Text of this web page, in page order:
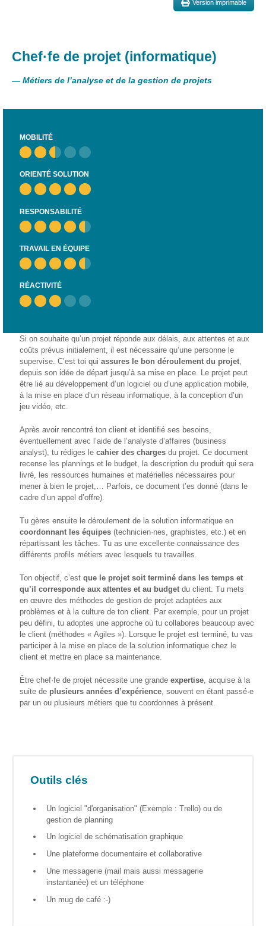
Version imprimable
Chef·fe de projet (informatique)
— Métiers de l’analyse et de la gestion de projets
MOBILITÉ
ORIENTÉ SOLUTION
RESPONSABILITÉ
TRAVAIL EN ÉQUIPE
RÉACTIVITÉ
Si on souhaite qu’un projet réponde aux délais, aux attentes et aux
coûts prévus initialement, il est nécessaire qu’une personne le
supervise. C’est toi qui assures le bon déroulement du projet
depuis son idée de départ jusqu’à sa mise en place. Le projet peut
être lié au développement d’un logiciel ou d’une application mobile,
à la mise en place d’un réseau informatique, à la conception d’un
jeu vidéo, etc.
Après avoir rencontré ton client et identifié ses besoins,
éventuellement avec l’aide de l’analyste d’affaires (business
analyst), tu rédiges le cahier des charges du projet. Ce document
recense les plannings et le budget, la description du produit qui sera
livré, les ressources humaines et matérielles nécessaires pour
mener à bien le projet,… Parfois, ce document t’es donné (dans le
cadre d’un appel d’offre).
Tu gères ensuite le déroulement de la solution informatique en
coordonnant les équipes (technicien·nes, graphistes, etc.) et en
répartissant les tâches. Tu as une excellente connaissance des
différents profils métiers avec lesquels tu travailles.
Ton objectif, c’est que le projet soit terminé dans les temps et
qu’il corresponde aux attentes et au budget du client. Tu mets
en œuvre des méthodes de gestion de projet adaptées aux
problèmes et à la culture de ton client. Par exemple, pour un projet
peu défini, tu adoptes une approche où tu collabores beaucoup avec
le client (méthodes « Agiles »). Lorsque le projet est terminé, tu vas
participer à la mise en place de la solution informatique chez le
client et mettre en place sa maintenance.
Être chef·fe de projet nécessite une grande expertise , acquise à la
suite de plusieurs années d’expérience , souvent en étant passé·e
par un ou plusieurs métiers que tu coordonnes à présent.
Outils clés
Un logiciel "d'organisation" (Exemple : Trello) ou de
gestion de planning
Un logiciel de schématisation graphique
Une plateforme documentaire et collaborative
Une messagerie (mail mais aussi messagerie
instantanée) et un téléphone
Un mug de café :-)
privée
Formations pour
d’emploi
DIGISTART
Support IT –
Je valorise
avec le
numérique
Horizon IT :
J’explore les
– CISP
Electromécanicienne
FormaTIC
– Le
numérique
– Aider son
public avec le
numérique
les
ainé·es
Formations
Découvrir
Espace
Public
Numérique
Pour
ainé·es
Déclics
au public
S’orienter
game – A la
découverte
informatiques
Fiches